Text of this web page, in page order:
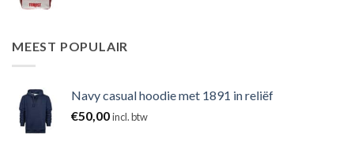
MEEST POPULAIR
Navy casual hoodie met 1891 in reliëf
€50,00incl. btw